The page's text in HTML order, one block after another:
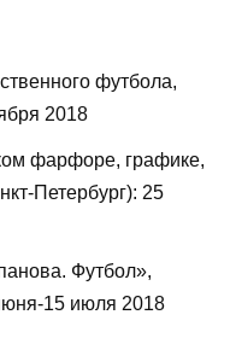
футбола,
2018
фарфоре, графике,
Петербург): 25
Футбол»,
15 июля 2018